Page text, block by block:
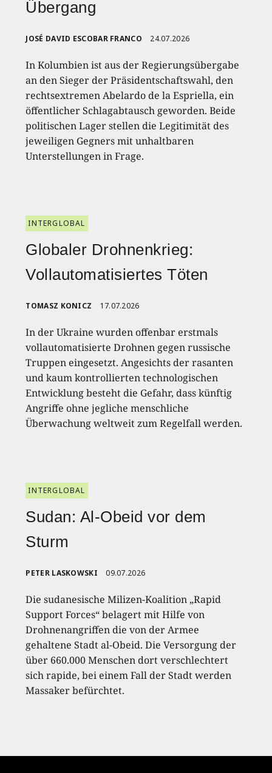
Übergang
JOSÉ DAVID ESCOBAR FRANCO 24.07.2026
In Kolumbien ist aus der Regierungsübergabe
an den Sieger der Präsidentschaftswahl, den
rechtsextremen Abelardo de la Espriella, ein
öffentlicher Schlagabtausch geworden. Beide
politischen Lager stellen die Legitimität des
jeweiligen Gegners mit unhaltbaren
Unterstellungen in Frage.
INTERGLOBAL
Globaler Drohnenkrieg:
Vollautomatisiertes Töten
TOMASZ KONICZ 17.07.2026
In der Ukraine wurden offenbar erstmals
vollautomatisierte Drohnen gegen russische
Truppen eingesetzt. Angesichts der rasanten
und kaum kontrollierten technologischen
Entwicklung besteht die Gefahr, dass künftig
Angriffe ohne jegliche menschliche
Überwachung weltweit zum Regelfall werden.
INTERGLOBAL
Sudan: Al-Obeid vor dem
Sturm
PETER LASKOWSKI 09.07.2026
Die sudanesische Milizen-Koalition „Rapid
Support Forces“ belagert mit Hilfe von
Drohnenangriffen die von der Armee
gehaltene Stadt al-Obeid. Die Versorgung der
über 660.000 Menschen dort verschlechtert
sich rapide, bei einem Fall der Stadt werden
Massaker befürchtet.